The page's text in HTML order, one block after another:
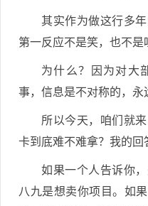
其实作为做这行多
第一反应不是笑，也不是
为什么？因为对大
事，信息是不对称的，永
所以今天，咱们就
卡到底难不难拿？我的回
如果一个人告诉你
八九是想卖你项目。如